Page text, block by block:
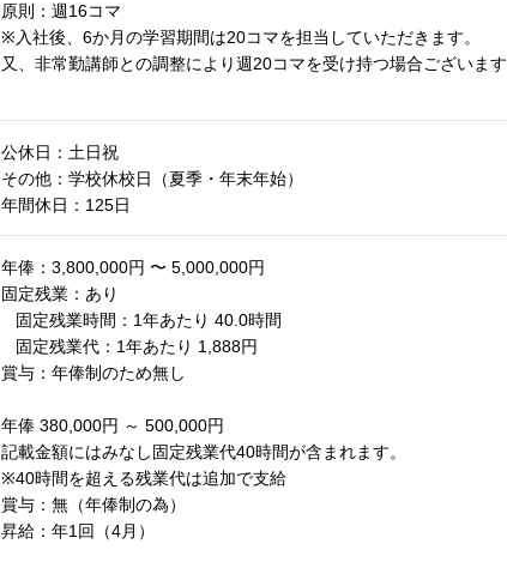
原則：週16コマ
※入社後、6か月の学習期間は20コマを担当していただきます。
又、非常勤講師との調整により週20コマを受け持つ場合ございま
公休日：土日祝
その他：学校休校日（夏季・年末年始）
年間休日：125日
年俸：3,800,000円 〜 5,000,000円
固定残業：あり
固定残業時間：1年あたり 40.0時間
固定残業代：1年あたり 1,888円
賞与：年俸制のため無し
年俸 380,000円 ～ 500,000円
記載金額にはみなし固定残業代40時間が含まれます。
※40時間を超える残業代は追加で支給
賞与：無（年俸制の為）
昇給：年1回（4月）